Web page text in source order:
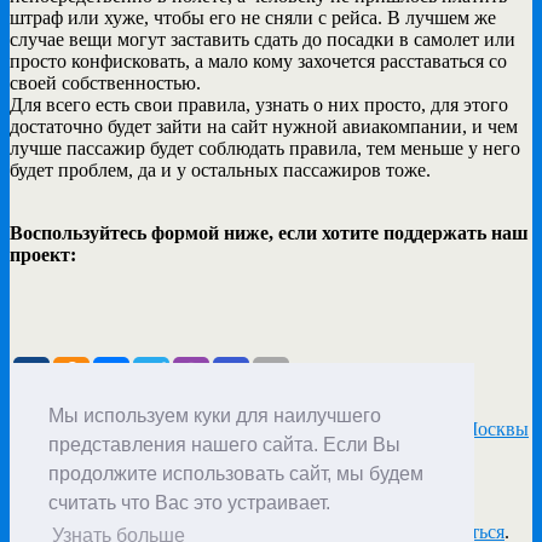
Мы используем куки для наилучшего
представления нашего сайта. Если Вы
продолжите использовать сайт, мы будем
считать что Вас это устраивает.
Узнать больше
штраф или хуже, чтобы его не сняли с рейса. В лучшем же
случае вещи могут заставить сдать до посадки в самолет или
просто конфисковать, а мало кому захочется расставаться со
своей собственностью.
Для всего есть свои правила, узнать о них просто, для этого
достаточно будет зайти на сайт нужной авиакомпании, и чем
лучше пассажир будет соблюдать правила, тем меньше у него
будет проблем, да и у остальных пассажиров тоже.
Воспользуйтесь формой ниже, если хотите поддержать наш
проект:
предыдущая записьNokian: шины для севера и юга
следующая запись Основные достопримечательности Москвы
Добавить комментарий
Для отправки комментария вам необходимо авторизоваться.